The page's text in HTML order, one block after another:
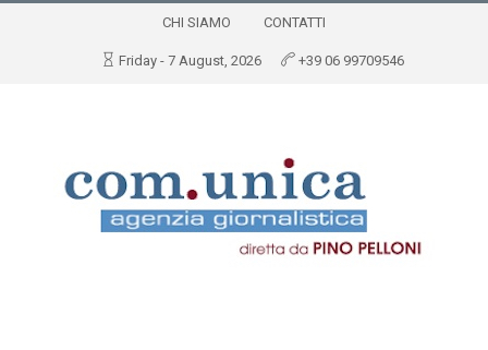
CHI SIAMO CONTATTI
Friday - 7 August, 2026 +39 06 99709546